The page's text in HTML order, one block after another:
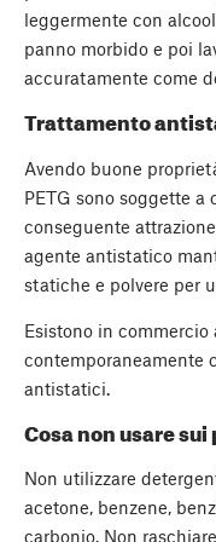
leggermente con
panno morbido e poi
accuratamente come
Trattamento
Avendo buone
PETG sono soggette
conseguente
agente antistatico
statiche e polvere per
Esistono in
contemporaneamente
antistatici.
Cosa non usare sui
Non utilizzare
acetone, benzene,
carbonio. Non